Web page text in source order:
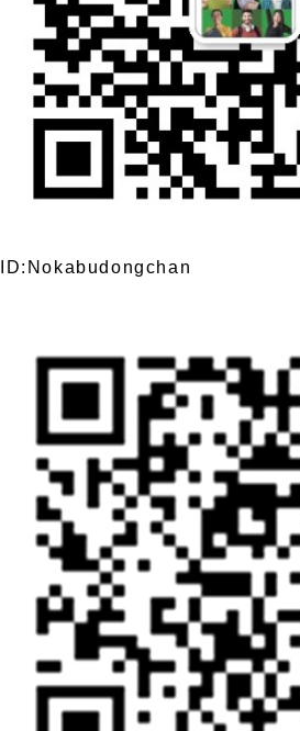
ID:Nokabudongchan